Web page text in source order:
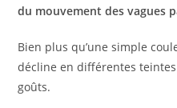
du mouvement des vagues
Bien plus qu’une simple
décline en différentes
goûts.